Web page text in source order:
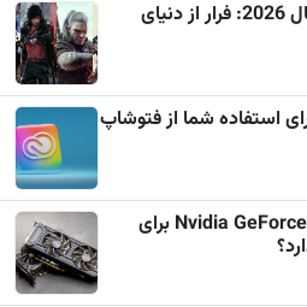
بهترین بازی‌های فانتزی در سال 2026: فرار از دنیای
استفاده شما از فتوشاپ
چرا کارت گرافیک Nvidia GeForce GTX 1060 برای